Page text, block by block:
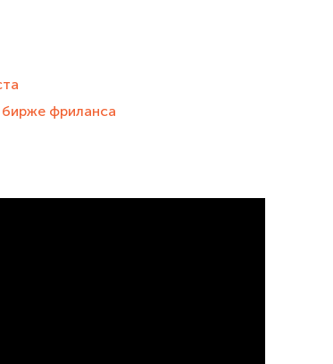
бирже фриланса